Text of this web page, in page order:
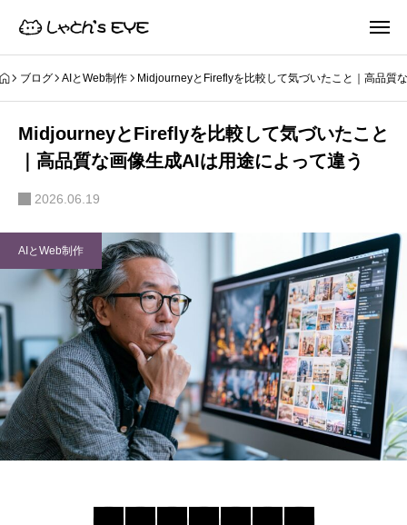
ブログ AIとWeb制作 MidjourneyとFireflyを比較して気づいたこと｜高品質
MidjourneyとFireflyを比較して気づいたこと
｜高品質な画像生成AIは用途によって違う
2026.06.19
AIとWeb制作